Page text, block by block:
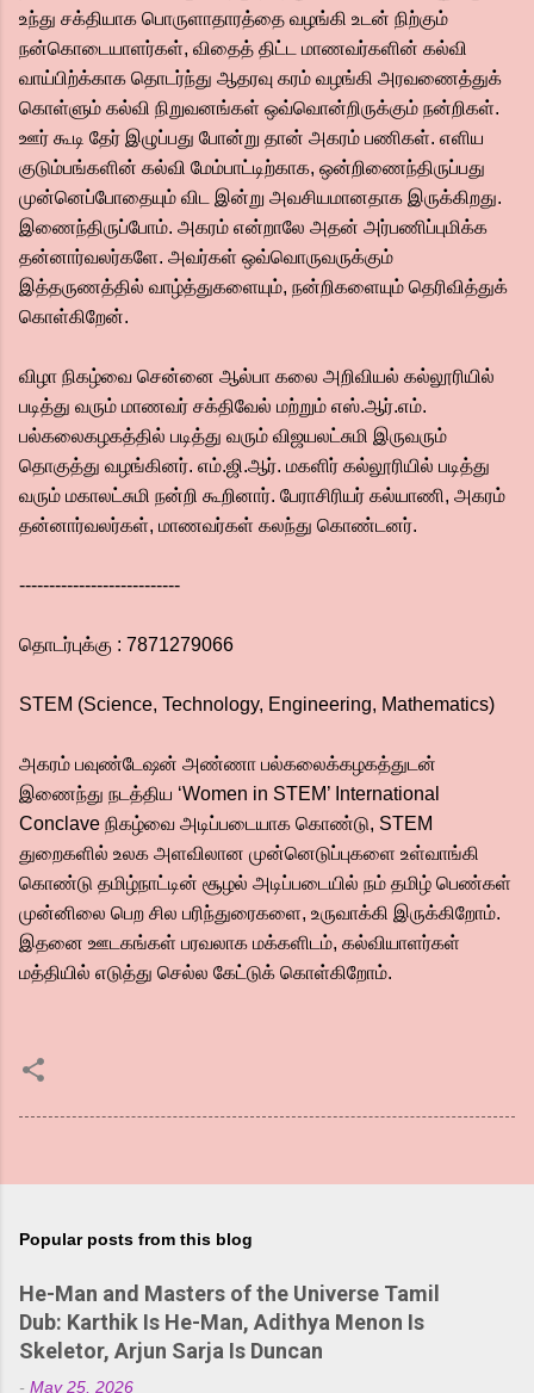
உந்து சக்தியாக பொருளாதாரத்தை வழங்கி உடன் நிற்கும்
நன்கொடையாளர்கள், விதைத் திட்ட மாணவர்களின் கல்வி
வாய்பிற்க்காக தொடர்ந்து ஆதரவு கரம் வழங்கி அரவணைத்துக்
கொள்ளும் கல்வி நிறுவனங்கள் ஒவ்வொன்றிருக்கும் நன்றிகள்.
ஊர் கூடி தேர் இழுப்பது போன்று தான் அகரம் பணிகள். எளிய
குடும்பங்களின் கல்வி மேம்பாட்டிற்காக, ஒன்றிணைந்திருப்பது
முன்னெப்போதையும் விட இன்று அவசியமானதாக இருக்கிறது.
இணைந்திருப்போம். அகரம் என்றாலே அதன் அர்பணிப்புமிக்க
தன்னார்வலர்களே. அவர்கள் ஒவ்வொருவருக்கும்
இத்தருணத்தில் வாழ்த்துகளையும், நன்றிகளையும் தெரிவித்துக்
கொள்கிறேன்.
விழா நிகழ்வை சென்னை ஆல்பா கலை அறிவியல் கல்லூரியில்
படித்து வரும் மாணவர் சக்திவேல் மற்றும் எஸ்.ஆர்.எம்.
பல்கலைகழகத்தில் படித்து வரும் விஜயலட்சுமி இருவரும்
தொகுத்து வழங்கினர். எம்.ஜி.ஆர். மகளிர் கல்லூரியில் படித்து
வரும் மகாலட்சுமி நன்றி கூறினார். பேராசிரியர் கல்யாணி, அகரம்
தன்னார்வலர்கள், மாணவர்கள் கலந்து கொண்டனர்.
---------------------------
தொடர்புக்கு : 7871279066
STEM (Science, Technology, Engineering, Mathematics)
அகரம் பவுண்டேஷன் அண்ணா பல்கலைக்கழகத்துடன்
இணைந்து நடத்திய ‘Women in STEM’ International
Conclave நிகழ்வை அடிப்படையாக கொண்டு, STEM
துறைகளில் உலக அளவிலான முன்னெடுப்புகளை உள்வாங்கி
கொண்டு தமிழ்நாட்டின் சூழல் அடிப்படையில் நம் தமிழ் பெண்கள்
முன்னிலை பெற சில பரிந்துரைகளை, உருவாக்கி இருக்கிறோம்.
இதனை ஊடகங்கள் பரவலாக மக்களிடம், கல்வியாளர்கள்
மத்தியில் எடுத்து செல்ல கேட்டுக் கொள்கிறோம்.
Popular posts from this blog
He-Man and Masters of the Universe Tamil
Dub: Karthik Is He-Man, Adithya Menon Is
Skeletor, Arjun Sarja Is Duncan
- May 25, 2026